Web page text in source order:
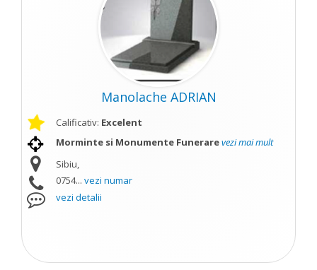
Manolache ADRIAN
Calificativ: Excelent
Morminte si Monumente Funerarevezi mai mult
Sibiu,
0754... vezi numar
vezi detalii